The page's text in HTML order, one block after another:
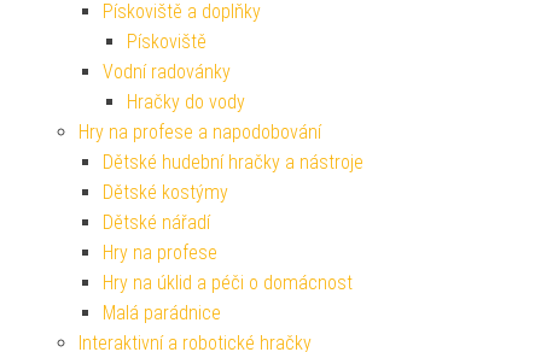
Pískoviště a doplňky
Pískoviště
Vodní radovánky
Hračky do vody
Hry na profese a napodobování
Dětské hudební hračky a nástroje
Dětské kostýmy
Dětské nářadí
Hry na profese
Hry na úklid a péči o domácnost
Malá parádnice
Interaktivní a robotické hračky